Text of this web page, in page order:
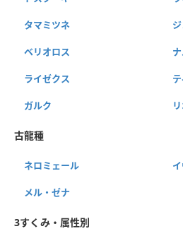
タマミツネ
ベリオロス
ライゼクス
ガルク
古龍種
ネロミェール
メル・ゼナ
3すくみ・属性別